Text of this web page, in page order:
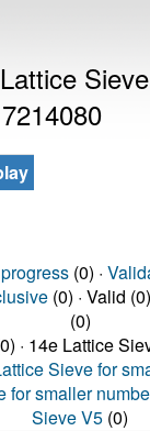
(0) ·
(0) · Valid (0)
(0)
· 14e Lattice
Sieve for
for smaller
Sieve V5 (0)